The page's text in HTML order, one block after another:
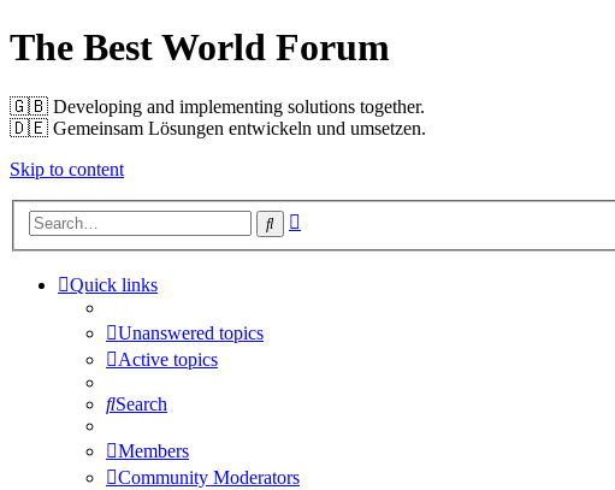
The Best World Forum
🇬🇧️ Developing and implementing solutions together.
🇩🇪️ Gemeinsam Lösungen entwickeln und umsetzen.
Skip to content
Search
Quick links
Unanswered topics
Active topics
Search
Members
Community Moderators